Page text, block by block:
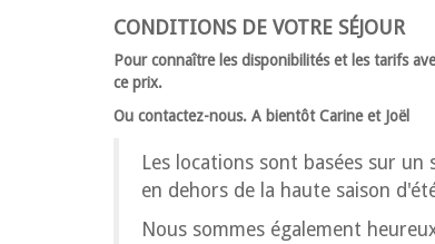
CONDITIONS DE VOTRE SÉJOUR
Pour connaître les disponibilités et les tarifs
ce prix.
Ou contactez-nous. A bientôt Carine et Joël
Les locations sont basées sur
en dehors de la haute saison
Nous sommes également